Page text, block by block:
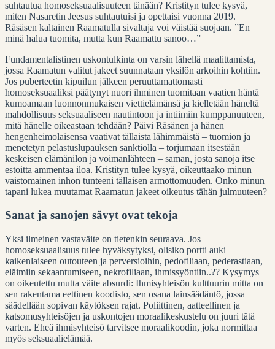
suhtautua homoseksuaalisuuteen tänään? Kristityn tulee kysyä,
miten Nasaretin Jeesus suhtautuisi ja opettaisi vuonna 2019.
Räsäsen kaltainen Raamatulla sivaltaja voi väistää suojaan. ”En
minä halua tuomita, mutta kun Raamattu sanoo…”
Fundamentalistinen uskontulkinta on varsin lähellä maalittamista,
jossa Raamatun valitut jakeet suunnataan yksilön arkoihin kohtiin.
Jos puberteetin kipuilun jälkeen peruuttamattomasti
homoseksuaaliksi päätynyt nuori ihminen tuomitaan vaatien häntä
kumoamaan luonnonmukaisen viettielämänsä ja kielletään häneltä
mahdollisuus seksuaaliseen nautintoon ja intiimiin kumppanuuteen,
mitä hänelle oikeastaan tehdään? Päivi Räsänen ja hänen
hengenheimolaisensa vaativat tällaista lähimmäistä – tuomion ja
menetetyn pelastuslupauksen sanktiolla – torjumaan itsestään
keskeisen elämänilon ja voimanlähteen – saman, josta sanoja itse
estoitta ammentaa iloa. Kristityn tulee kysyä, oikeuttaako minun
vaistomainen inhon tunteeni tällaisen armottomuuden. Onko minun
tapani lukea muutamat Raamatun jakeet oikeutus tähän julmuuteen?
Sanat ja sanojen sävyt ovat tekoja
Yksi ilmeinen vastaväite on tietenkin seuraava. Jos
homoseksuaalisuus tulee hyväksytyksi, olisiko portti auki
kaikenlaiseen outouteen ja perversioihin, pedofiliaan, pederastiaan,
eläimiin sekaantumiseen, nekrofiliaan, ihmissyöntiin..?? Kysymys
on oikeutettu mutta väite absurdi: Ihmisyhteisön kulttuurin mitta on
sen rakentama eettinen koodisto, sen osana lainsäädäntö, jossa
säädellään sopivan käytöksen rajat. Poliittinen, aatteellinen ja
katsomusyhteisöjen ja uskontojen moraalikeskustelu on juuri tätä
varten. Eheä ihmisyhteisö tarvitsee moraalikoodin, joka normittaa
myös seksuaalielämää.